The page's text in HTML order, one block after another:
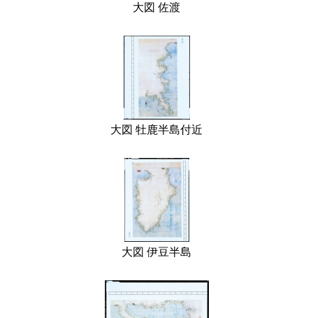
大図 佐渡
大図 牡鹿半島付近
大図 伊豆半島